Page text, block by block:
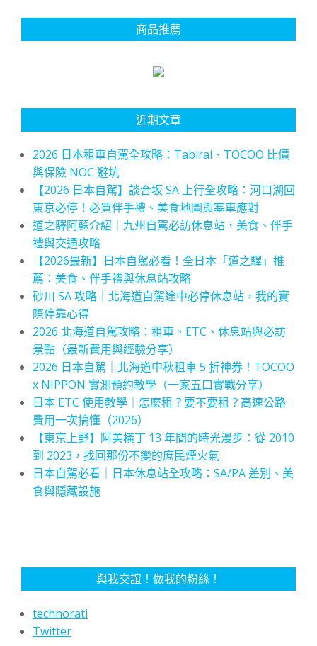
商品推薦
近期文章
2026 日本租車自駕全攻略：Tabirai、TOCOO 比價
與保險 NOC 避坑
【2026 日本自駕】談合坂 SA 上行全攻略：河口湖回
東京必停！必買伴手禮、美食地圖與塞車應對
道之驛阿蘇介紹｜九州自駕必訪休息站，美食、伴手
禮與交通攻略
【2026最新】日本自駕必看！全日本「道之驛」推
薦：美食、伴手禮與休息站攻略
砂川 SA 攻略｜北海道自駕途中必停休息站，我的實
際停靠心得
2026 北海道自駕攻略：租車、ETC、休息站與必訪
景點（最新費用與經驗分享）
2026 日本自駕｜北海道中秋租車 5 折神券！TOCOO
x NIPPON 實測預約教學（一家五口實戰分享）
日本 ETC 使用教學｜怎麼租？要不要租？高速公路
費用一次搞懂（2026）
【東京上野】阿美橫丁 13 年間的時光漫步：從 2010
到 2023，找回那份不變的庶民煙火氣
日本自駕必看｜日本休息站全攻略：SA/PA 差別、美
食與隱藏設施
與我交誼！做我的粉絲！
technorati
Twitter